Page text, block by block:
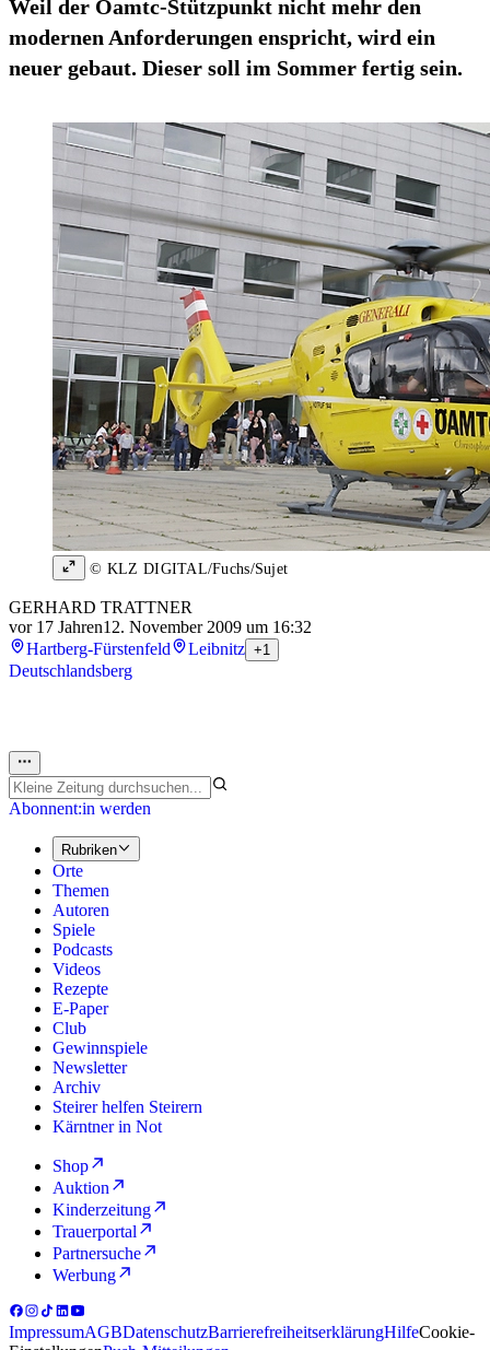
Weil der Öamtc-Stützpunkt nicht mehr den
modernen Anforderungen enspricht, wird ein
neuer gebaut. Dieser soll im Sommer fertig sein.
© KLZ DIGITAL/Fuchs/Sujet
GERHARD TRATTNER
vor 17 Jahren12. November 2009 um 16:32
Hartberg-Fürstenfeld
Leibnitz +1
Deutschlandsberg
Abonnent:in werden
Rubriken
Orte
Themen
Autoren
Spiele
Podcasts
Videos
Rezepte
E-Paper
Club
Gewinnspiele
Newsletter
Archiv
Steirer helfen Steirern
Kärntner in Not
Shop
Auktion
Kinderzeitung
Trauerportal
Partnersuche
Werbung
ImpressumAGBDatenschutzBarrierefreiheitserklärungHilfeCookie-